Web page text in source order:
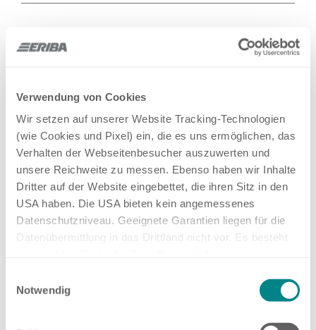
Verwendung von Cookies
Wir setzen auf unserer Website Tracking-Technologien
(wie Cookies und Pixel) ein, die es uns ermöglichen, das
Verhalten der Webseitenbesucher auszuwerten und
unsere Reichweite zu messen. Ebenso haben wir Inhalte
Dritter auf der Website eingebettet, die ihren Sitz in den
USA haben. Die USA bieten kein angemessenes
Datenschutzniveau. Geeignete Garantien liegen für die
Datenübermittlung in das Drittland nicht vor. Es besteht
zustehen. Eingesetzte Dienstleister können Daten für
zusammenführen. Weitere Informationen finden Sie in
Notwendig